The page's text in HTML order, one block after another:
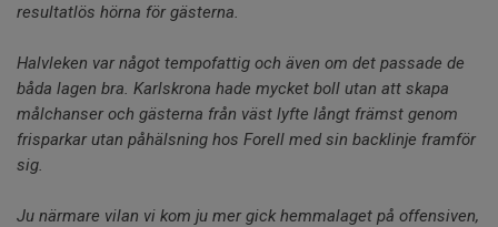
resultatlös hörna för gästerna.
Halvleken var något tempofattig och även om det passade de
båda lagen bra. Karlskrona hade mycket boll utan att skapa
målchanser och gästerna från väst lyfte långt främst genom
frisparkar utan påhälsning hos Forell med sin backlinje framför
sig.
Ju närmare vilan vi kom ju mer gick hemmalaget på offensiven,